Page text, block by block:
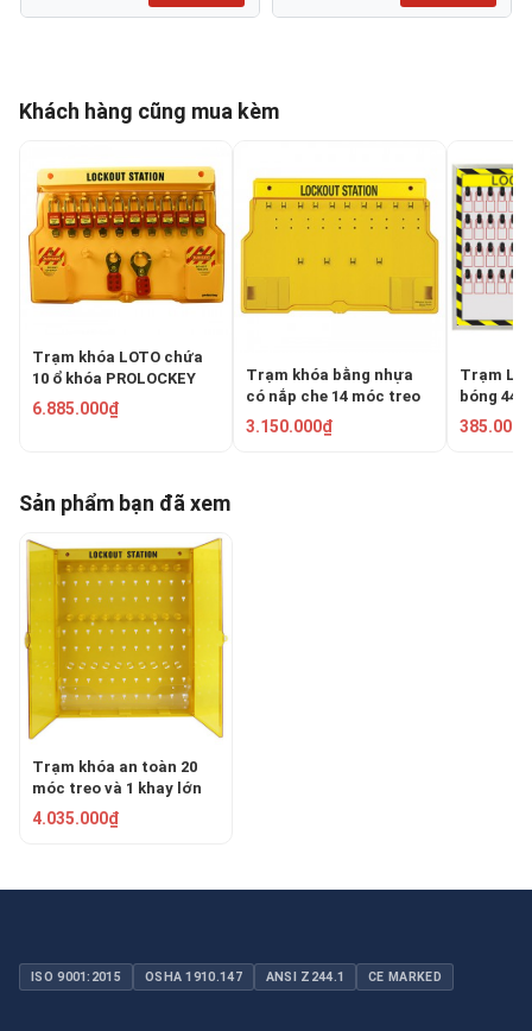
Khách hàng cũng mua kèm
Trạm khóa LOTO chứa
10 ổ khóa PROLOCKEY
LG02
6.885.000₫
Trạm khóa bằng nhựa
có nắp che 14 móc treo
Master Lock 1483B
3.150.000₫
Trạm
bóng 44
385.000₫
Sản phẩm bạn đã xem
Trạm khóa an toàn 20
móc treo và 1 khay lớn
PROLOCKEY LS13
4.035.000₫
ISO 9001:2015 OSHA 1910.147 ANSI Z244.1 CE MARKED